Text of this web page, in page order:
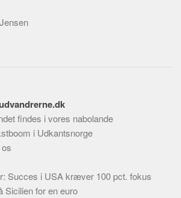
findes i vores nabolande
i Udkantsnorge
Succes i USA kræver 100 pct. fokus
Sicilien for en euro